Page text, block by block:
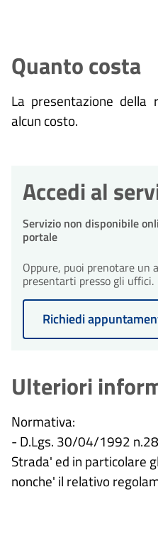
Quanto costa
La presentazione della
alcun costo.
Accedi al
Servizio non disponibile
portale
Oppure, puoi prenotare un
presentarti presso gli uffici.
Richiedi
Ulteriori
Normativa:
- D.Lgs. 30/04/1992
Strada' ed in particolare
nonche' il relativo